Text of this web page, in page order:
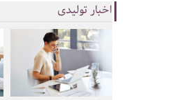
اخبار تولیدی